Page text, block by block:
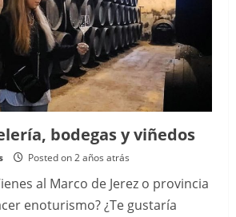
bodegas y viñedos
Posted on 2 años atrás
al Marco de Jerez o provincia
enoturismo? ¿Te gustaría